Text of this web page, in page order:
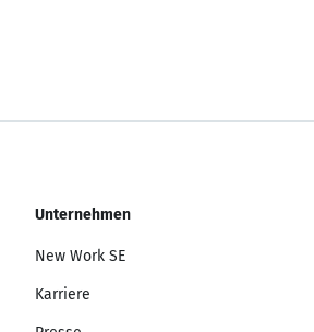
Unternehmen
New Work SE
Karriere